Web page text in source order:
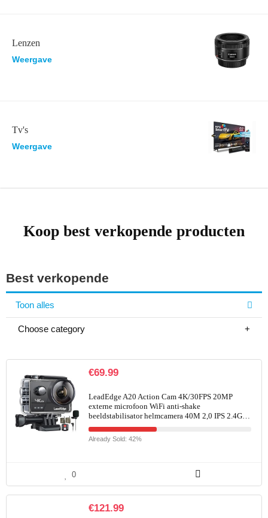
Lenzen
Weergave
Tv's
Weergave
Koop best verkopende producten
Best verkopende
Toon alles
Choose category
€69.99
LeadEdge A20 Action Cam 4K/30FPS 20MP
externe microfoon WiFi anti-shake
beeldstabilisator helmcamera 40M 2,0 IPS 2.4G…
Already Sold: 42%
0
€121.99